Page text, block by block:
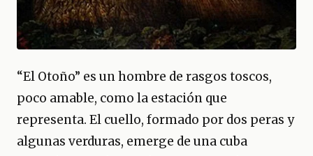
“El Otoño” es un hombre de rasgos toscos,
poco amable, como la estación que
representa. El cuello, formado por dos peras y
algunas verduras, emerge de una cuba